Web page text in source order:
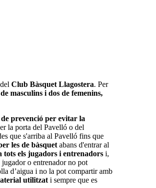
Club Bàsquet Llagostera. Per
masculins i dos de femenins,
prevenció per evitar la
la porta del Pavelló o del
que s'arriba al Pavelló fins que
les de bàsquet abans d'entrar al
tots els jugadors i entrenadors i,
jugador o entrenador no pot
d’aigua i no la pot compartir amb
utilitzat i sempre que es